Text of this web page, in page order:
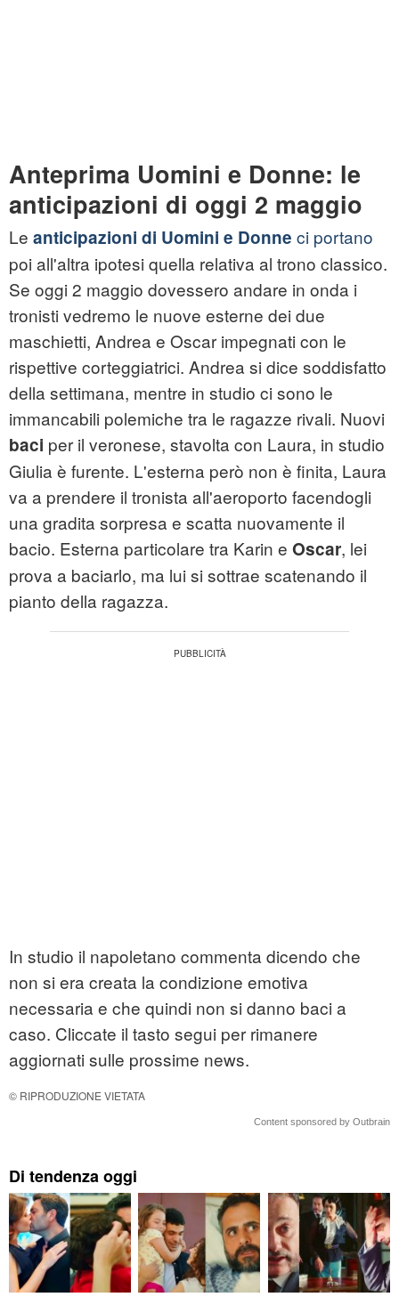
Anteprima Uomini e Donne: le
anticipazioni di oggi 2 maggio
Le anticipazioni di Uomini e Donne ci portano
poi all'altra ipotesi quella relativa al trono classico.
Se oggi 2 maggio dovessero andare in onda i
tronisti vedremo le nuove esterne dei due
maschietti, Andrea e Oscar impegnati con le
rispettive corteggiatrici. Andrea si dice soddisfatto
della settimana, mentre in studio ci sono le
immancabili polemiche tra le ragazze rivali. Nuovi
baci per il veronese, stavolta con Laura, in studio
Giulia è furente. L'esterna però non è finita, Laura
va a prendere il tronista all'aeroporto facendogli
una gradita sorpresa e scatta nuovamente il
bacio. Esterna particolare tra Karin e Oscar, lei
prova a baciarlo, ma lui si sottrae scatenando il
pianto della ragazza.
In studio il napoletano commenta dicendo che
non si era creata la condizione emotiva
necessaria e che quindi non si danno baci a
caso. Cliccate il tasto segui per rimanere
aggiornati sulle prossime news.
© RIPRODUZIONE VIETATA
Content sponsored by Outbrain
Di tendenza oggi